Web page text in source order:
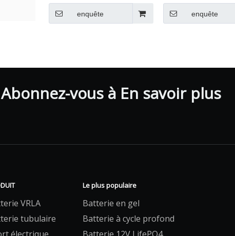
enquête enquête
Abonnez-vous à En savoir plus
VRLA
tubulaire
Le plus populaire
Batterie en gel
Batterie à cycle profond